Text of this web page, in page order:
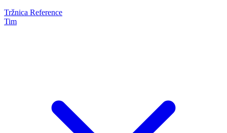
Tržnica Reference
Tim